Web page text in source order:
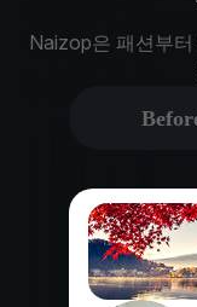
Naizop은 패션부